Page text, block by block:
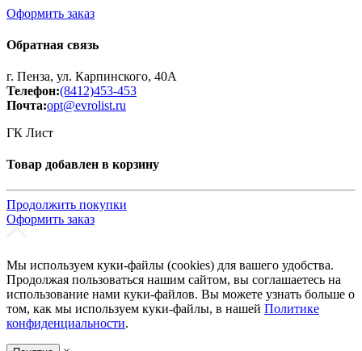
Оформить заказ
Обратная связь
г. Пенза, ул. Карпинского, 40А
Телефон:(8412)453-453
Почта:opt@evrolist.ru
ГК Лист
Товар добавлен в корзину
Продолжить покупки
Оформить заказ
Мы используем куки-файлы (cookies) для вашего удобства.
Продолжая пользоваться нашим сайтом, вы соглашаетесь на
использование нами куки-файлов. Вы можете узнать больше о
том, как мы используем куки-файлы, в нашей Политике
конфиденциальности.